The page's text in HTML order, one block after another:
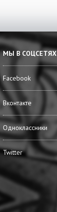
МЫ В СОЦСЕТЯХ
Facebook
Вконтакте
Одноклассники
Twitter